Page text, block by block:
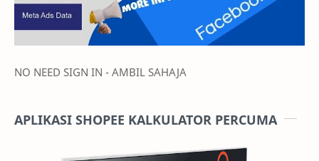
NO NEED SIGN IN - AMBIL SAHAJA
APLIKASI SHOPEE KALKULATOR PERCUMA